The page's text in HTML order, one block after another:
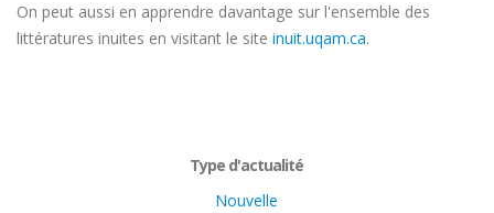
On peut aussi en apprendre davantage sur l'ensemble des
littératures inuites en visitant le site inuit.uqam.ca.
Type d'actualité
Nouvelle